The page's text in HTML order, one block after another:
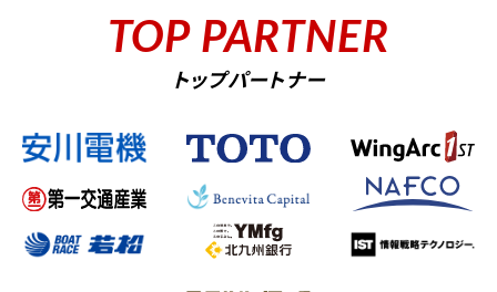
TOP PARTNER
トップパートナー